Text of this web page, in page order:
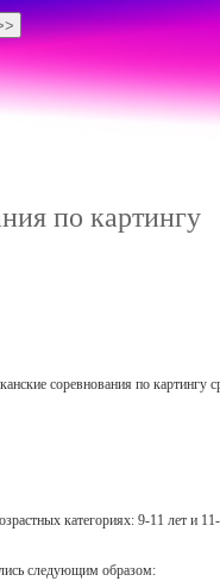
по картингу
соревнования по картингу
категориях: 9-11 лет и
следующим образом: